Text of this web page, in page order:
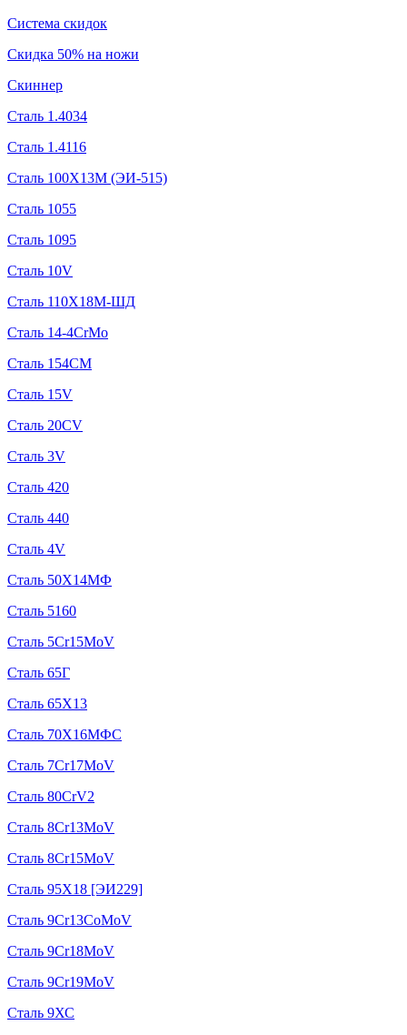
Система скидок
Скидка 50% на ножи
Скиннер
Сталь 1.4034
Сталь 1.4116
Сталь 100Х13М (ЭИ-515)
Сталь 1055
Сталь 1095
Сталь 10V
Сталь 110Х18М-ШД
Сталь 14-4CrMo
Сталь 154CM
Сталь 15V
Сталь 20CV
Сталь 3V
Сталь 420
Сталь 440
Сталь 4V
Сталь 50Х14МФ
Сталь 5160
Сталь 5Cr15MoV
Сталь 65Г
Сталь 65Х13
Сталь 70Х16МФС
Сталь 7Cr17MoV
Сталь 80CrV2
Сталь 8Cr13MoV
Сталь 8Cr15MoV
Сталь 95Х18 [ЭИ229]
Сталь 9Cr13CoMoV
Сталь 9Cr18MoV
Сталь 9Cr19MoV
Сталь 9ХС